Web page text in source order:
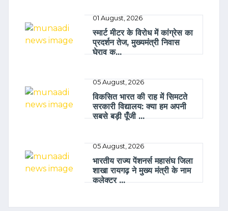
01 August, 2026
स्मार्ट मीटर के विरोध में कांग्रेस का
प्रदर्शन तेज, मुख्यमंत्री निवास
घेराव क...
05 August, 2026
विकसित भारत की राह में सिमटते
सरकारी विद्यालय: क्या हम अपनी
सबसे बड़ी पूँजी ...
05 August, 2026
भारतीय राज्य पेंशनर्स महासंघ जिला
शाखा रायगढ़ ने मुख्य मंत्री के नाम
कलेक्टर ...